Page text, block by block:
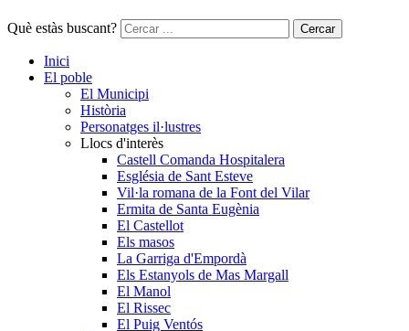
Què estàs buscant? Cercar
Inici
El poble
El Municipi
Història
Personatges il·lustres
Llocs d'interès
Castell Comanda Hospitalera
Església de Sant Esteve
Vil·la romana de la Font del Vilar
Ermita de Santa Eugènia
El Castellot
Els masos
La Garriga d'Empordà
Els Estanyols de Mas Margall
El Manol
El Rissec
El Puig Ventós